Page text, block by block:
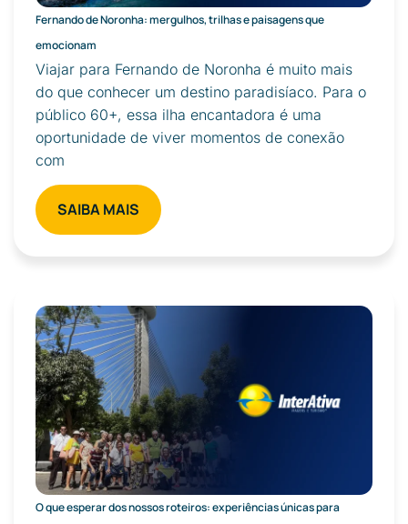
Fernando de Noronha: mergulhos, trilhas e paisagens que
emocionam
Viajar para Fernando de Noronha é muito mais
do que conhecer um destino paradisíaco. Para o
público 60+, essa ilha encantadora é uma
oportunidade de viver momentos de conexão
com
SAIBA MAIS
O que esperar dos nossos roteiros: experiências únicas para